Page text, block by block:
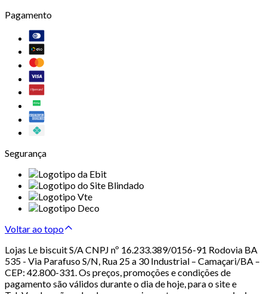
Pagamento
Segurança
Voltar ao topo
Lojas Le biscuit S/A CNPJ nº 16.233.389/0156-91 Rodovia BA
535 - Via Parafuso S/N, Rua 25 a 30 Industrial – Camaçari/BA –
CEP: 42.800-331. Os preços, promoções e condições de
pagamento são válidos durante o dia de hoje, para o site e